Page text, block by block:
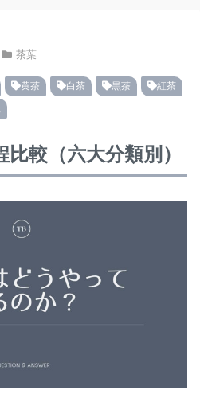
茶葉
黄茶 白茶 黒茶
紅茶
較（六大分類別）